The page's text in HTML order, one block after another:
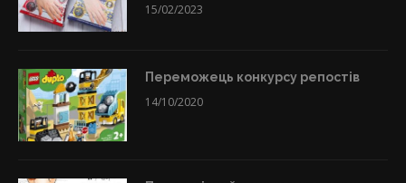
15/02/2023
Переможець конкурсу репостів
14/10/2020